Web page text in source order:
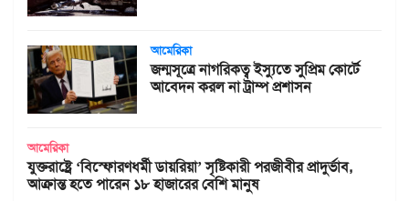
আমেরিকা
জন্মসূত্রে নাগরিকত্ব ইস্যুতে সুপ্রিম কোর্টে
আবেদন করল না ট্রাম্প প্রশাসন
আমেরিকা
যুক্তরাষ্ট্রে ‘বিস্ফোরণধর্মী ডায়রিয়া’ সৃষ্টিকারী পরজীবীর প্রাদুর্ভাব,
আক্রান্ত হতে পারেন ১৮ হাজারের বেশি মানুষ